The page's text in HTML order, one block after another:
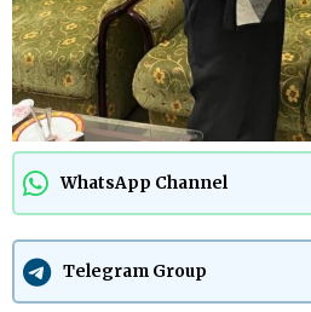
WhatsApp Channel
Telegram Group